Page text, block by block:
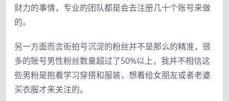
财力的事情，专业的团队都是会去注册几十个账号来做
的。
另一方面而言街拍号沉淀的粉丝并不是那么的精准，很
多的账号男性粉丝数量超过了50%以上，我并不相信这
些男粉是抱着学习穿搭和服装，想着给女朋友或者老婆
买衣服才来关注的。